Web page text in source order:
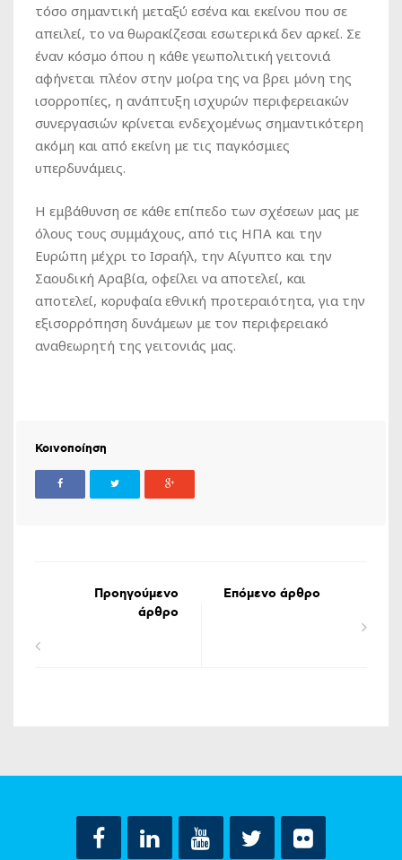
τόσο σημαντική μεταξύ εσένα και εκείνου που σε
απειλεί, το να θωρακίζεσαι εσωτερικά δεν αρκεί. Σε
έναν κόσμο όπου η κάθε γεωπολιτική γειτονιά
αφήνεται πλέον στην μοίρα της να βρει μόνη της
ισορροπίες, η ανάπτυξη ισχυρών περιφερειακών
συνεργασιών κρίνεται ενδεχομένως σημαντικότερη
ακόμη και από εκείνη με τις παγκόσμιες
υπερδυνάμεις.
Η εμβάθυνση σε κάθε επίπεδο των σχέσεων μας με
όλους τους συμμάχους, από τις ΗΠΑ και την
Ευρώπη μέχρι το Ισραήλ, την Αίγυπτο και την
Σαουδική Αραβία, οφείλει να αποτελεί, και
αποτελεί, κορυφαία εθνική προτεραιότητα, για την
εξισορρόπηση δυνάμεων με τον περιφερειακό
αναθεωρητή της γειτονιάς μας.
Κοινοποίηση
Προηγούμενο
άρθρο
Επόμενο άρθρο